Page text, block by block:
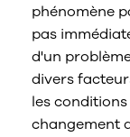
phénomène
pas
d'un
divers
les
changement